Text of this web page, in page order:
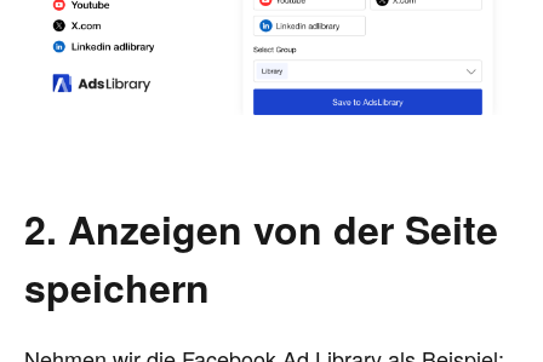
2. Anzeigen von der Seite
speichern